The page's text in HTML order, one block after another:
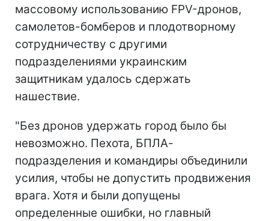
массовому использованию FPV-дронов,
самолетов-бомберов и плодотворному
сотрудничеству с другими
подразделениями украинским
защитникам удалось сдержать
нашествие.
"Без дронов удержать город было бы
невозможно. Пехота, БПЛА-
подразделения и командиры объединили
усилия, чтобы не допустить продвижения
врага. Хотя и были допущены
определенные ошибки, но главный